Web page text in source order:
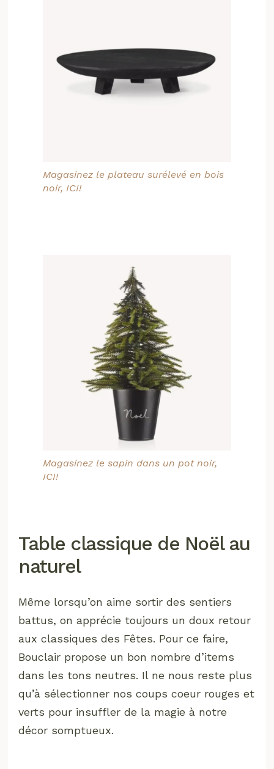
Magasinez le plateau surélevé en bois
noir, ICI!
Magasinez le sapin dans un pot noir,
ICI!
Table classique de Noël au
naturel
Même lorsqu’on aime sortir des sentiers
battus, on apprécie toujours un doux retour
aux classiques des Fêtes. Pour ce faire,
Bouclair propose un bon nombre d’items
dans les tons neutres. Il ne nous reste plus
qu’à sélectionner nos coups coeur rouges et
verts pour insuffler de la magie à notre
décor somptueux.